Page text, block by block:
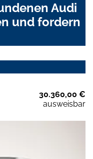
Audi
und fordern
30.360,00 €
ausweisbar